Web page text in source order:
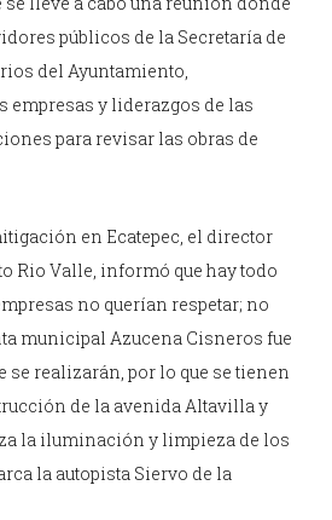
públicos de la Secretaría de
del Ayuntamiento,
empresas y liderazgos de las
para revisar las obras de
en Ecatepec, el director
Rio Valle, informó que hay todo
no querían respetar; no
municipal Azucena Cisneros fue
se realizarán, por lo que se tienen
de la avenida Altavilla y
la iluminación y limpieza de los
la autopista Siervo de la